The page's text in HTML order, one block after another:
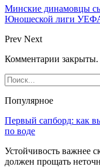
Минские динамовцы
Юношеской лиги
Prev Next
Комментарии закрыты.
Популярное
Первый сапборд: как
по воде
Устойчивость важнее
должен прощать